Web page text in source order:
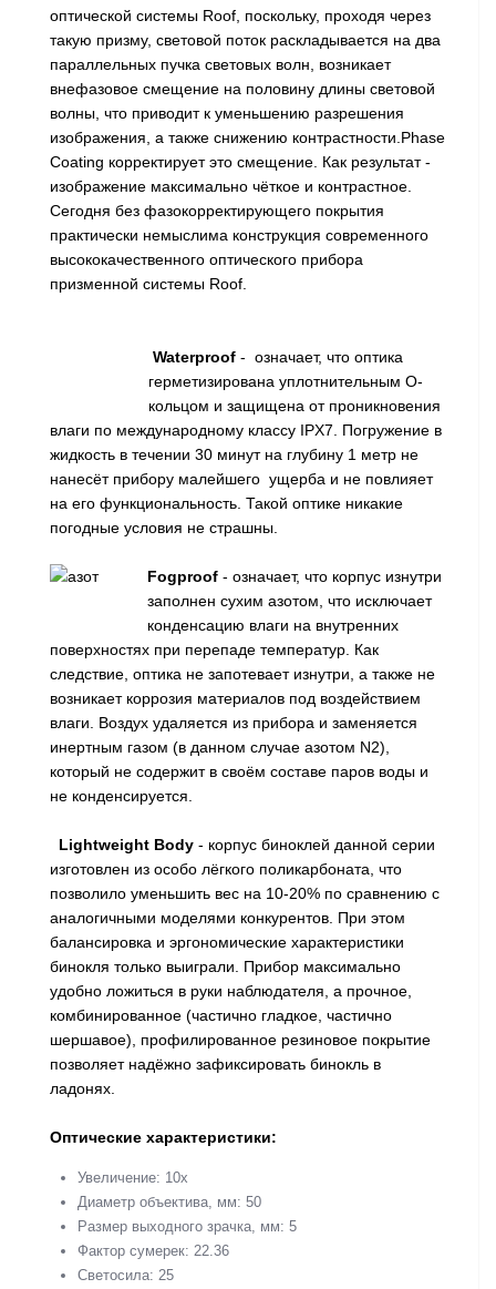
оптической системы Roof, поскольку, проходя через
такую призму, световой поток раскладывается на два
параллельных пучка световых волн, возникает
внефазовое смещение на половину длины световой
волны, что приводит к уменьшению разрешения
изображения, а также снижению контрастности.Phase
Coating корректирует это смещение. Как результат -
изображение максимально чёткое и контрастное.
Сегодня без фазокорректирующего покрытия
практически немыслима конструкция современного
высококачественного оптического прибора
призменной системы Roof.
Waterproof - означает, что оптика
герметизирована уплотнительным О-
кольцом и защищена от проникновения
влаги по международному классу IPX7. Погружение в
жидкость в течении 30 минут на глубину 1 метр не
нанесёт прибору малейшего ущерба и не повлияет
на его функциональность. Такой оптике никакие
погодные условия не страшны.
Fogproof - означает, что корпус изнутри
заполнен сухим азотом, что исключает
конденсацию влаги на внутренних
поверхностях при перепаде температур. Как
следствие, оптика не запотевает изнутри, а также не
возникает коррозия материалов под воздействием
влаги. Воздух удаляется из прибора и заменяется
инертным газом (в данном случае азотом N2),
который не содержит в своём составе паров воды и
не конденсируется.
Lightweight Body - корпус биноклей данной серии
изготовлен из особо лёгкого поликарбоната, что
позволило уменьшить вес на 10-20% по сравнению с
аналогичными моделями конкурентов. При этом
балансировка и эргономические характеристики
бинокля только выиграли. Прибор максимально
удобно ложиться в руки наблюдателя, а прочное,
комбинированное (частично гладкое, частично
шершавое), профилированное резиновое покрытие
позволяет надёжно зафиксировать бинокль в
ладонях.
Оптические характеристики:
Увеличение: 10x
Диаметр объектива, мм: 50
Размер выходного зрачка, мм: 5
Фактор сумерек: 22.36
Светосила: 25